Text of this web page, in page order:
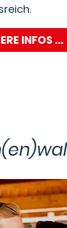
INFOS ...